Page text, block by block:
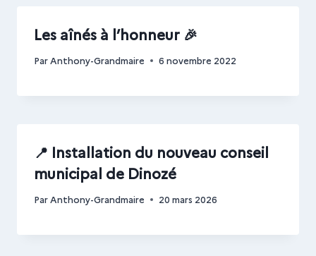
Les aînés à l’honneur 🎉
ParAnthony-Grandmaire 6 novembre 2022
📍 Installation du nouveau conseil
municipal de Dinozé
ParAnthony-Grandmaire 20 mars 2026